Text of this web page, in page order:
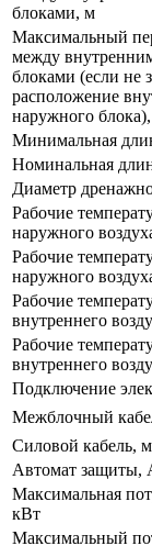
блоками, м
Максимальный
между
блоками (если не
расположение
наружного
Минимальная
Номинальная
Диаметр
Рабочие
наружного
Рабочие
наружного
Рабочие
внутреннего
Рабочие
внутреннего
Подключение
Межблочный
Силовой кабель,
Автомат защиты,
Максимальная
кВт
Максимальный